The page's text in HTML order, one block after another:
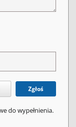
Zgłoś
do wypełnienia.